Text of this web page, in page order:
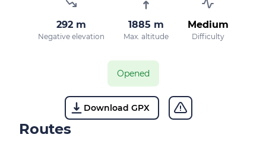
292 m
Negative elevation
1885 m
Max. altitude
Medium
Difficulty
Opened
Download GPX
Routes